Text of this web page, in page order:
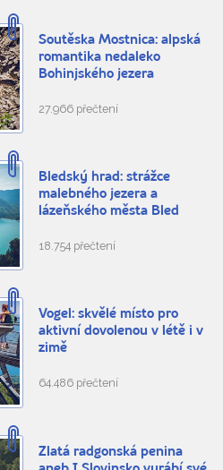
Soutěska Mostnica: alpská
romantika nedaleko
Bohinjského jezera
27.966 přečtení
Bledský hrad: strážce
malebného jezera a
lázeňského města Bled
18.754 přečtení
Vogel: skvělé místo pro
aktivní dovolenou v létě i v
zimě
64.486 přečtení
Zlatá radgonská penina